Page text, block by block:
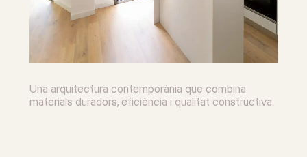
Una arquitectura contemporània que combina
materials duradors, eficiència i qualitat constructiva.